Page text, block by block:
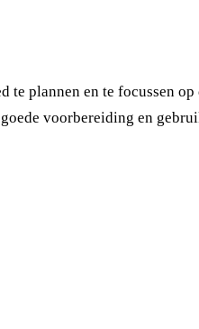
plannen en te focussen
voorbereiding en